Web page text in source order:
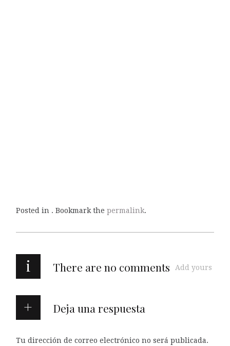
Posted in . Bookmark the permalink.
i There are no comments Add yours
Deja una respuesta
Tu dirección de correo electrónico no será publicada.